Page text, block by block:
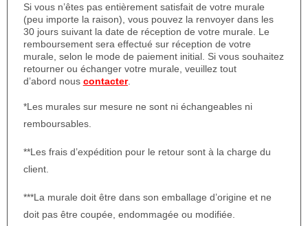
Si vous n’êtes pas entièrement satisfait de votre murale
(peu importe la raison), vous pouvez la renvoyer dans les
30 jours suivant la date de réception de votre murale. Le
remboursement sera effectué sur réception de votre
murale, selon le mode de paiement initial. Si vous souhaitez
retourner ou échanger votre murale, veuillez tout
d’abord nous contacter.
*Les murales sur mesure ne sont ni échangeables ni
remboursables.
**Les frais d’expédition pour le retour sont à la charge du
client.
***La murale doit être dans son emballage d’origine et ne
doit pas être coupée, endommagée ou modifiée.